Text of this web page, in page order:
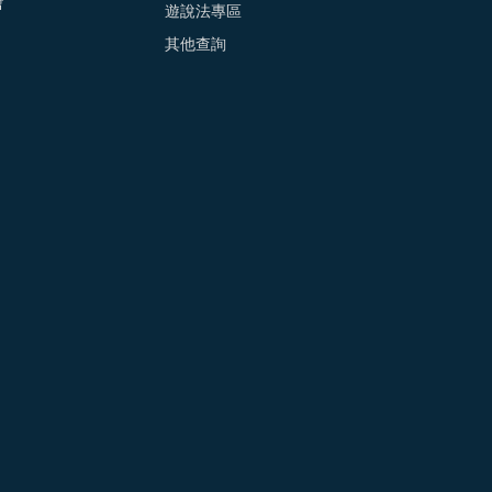
遊說法專區
其他查詢